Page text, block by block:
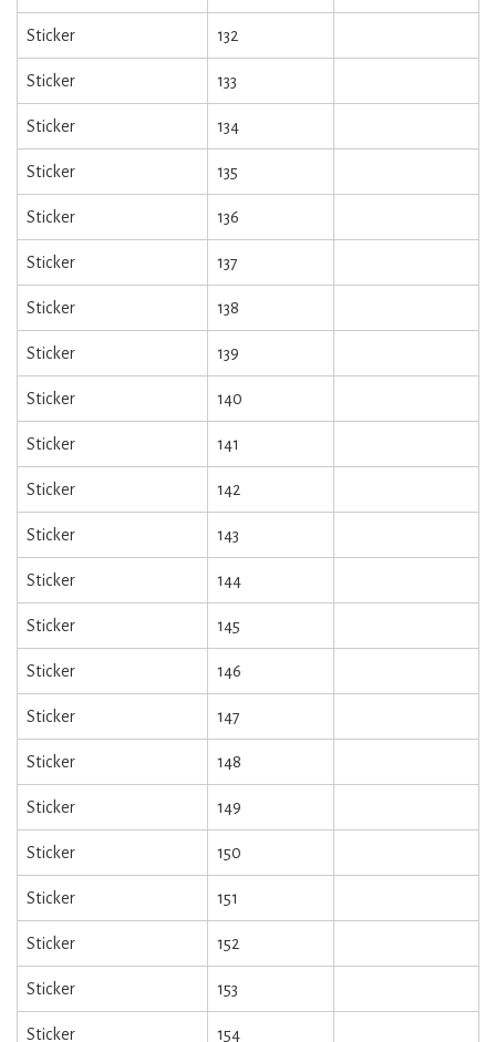
Sticker 132
Sticker 133
Sticker 134
Sticker 135
Sticker 136
Sticker 137
Sticker 138
Sticker 139
Sticker 140
Sticker 141
Sticker 142
Sticker 143
Sticker 144
Sticker 145
Sticker 146
Sticker 147
Sticker 148
Sticker 149
Sticker 150
Sticker 151
Sticker 152
Sticker 153
Sticker 154